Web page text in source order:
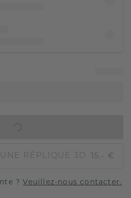
RÉPLIQUE 3D 15,- €
?Veuillez-nous contacter.